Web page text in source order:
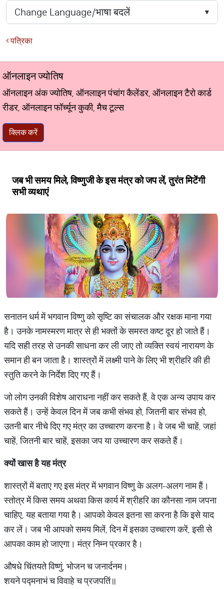
पत्रिका
ऑनलाइन ज्योतिष
ऑनलाइन अंक ज्योतिष, ऑनलाइन पंचांग कैलेंडर, ऑनलाइन टैरो कार्ड
रीडर, ऑनलाइन फॉर्च्यून कुकी, मैच टूल्स
क्लिक करें
जब भी समय मिले, विष्णुजी के इस मंत्र को जप लें, तुरंत मिटेंगी
सभी व्यथाएं
सनातन धर्म में भगवान विष्णु को सृष्टि का संचालक और रक्षक माना गया
है। उनके नामस्मरण मात्र से ही भक्तों के समस्त कष्ट दूर हो जाते हैं।
यदि सही तरह से उनकी साधना कर ली जाए तो व्यक्ति स्वयं नारायण के
समान ही बन जाता है। शास्त्रों में लक्ष्मी पाने के लिए भी श्रीहरि की ही
स्तुति करने के निर्देश दिए गए हैं।
जो लोग उनकी विशेष आराधना नहीं कर सकते हैं, वे एक अन्य उपाय कर
सकते हैं। उन्हें केवल दिन में जब कभी संभव हो, जितनी बार संभव हो,
उतनी बार नीचे दिए गए मंत्र का उच्चारण करना है। वे जब भी चाहें, जहां
चाहें, जितनी बार चाहें, इसका जप या उच्चारण कर सकते हैं।
क्योंखासहैयहमंत्र
शास्त्रों में बताए गए इस मंत्र में भगवान विष्णु के अलग-अलग नाम हैं।
स्तोत्र में किस समय अथवा किस कार्य में श्रीहरि का कौनसा नाम जपना
चाहिए, यह बताया गया है। आपको केवल इतना सा करना है कि इसे याद
कर लें। जब भी आपको समय मिलें, दिन में इसका उच्चारण करें, इसी से
आपका काम हो जाएगा। मंत्र निम्न प्रकार है।
औषधे चिंतयते विष्णुं, भोजन च जनार्दनम।
शयने पद्मनाभं च विवाहे च प्रजपतिं॥